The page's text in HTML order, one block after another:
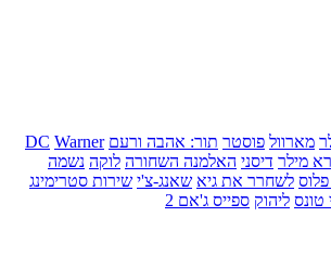
מארוול פוסטר תור: אהבה ורעם DC Warner
מילר דיסני האלמנה השחורה לוקה נשמה
פלוס לשחרר את גיא שאנג-צ'י שירות סטרימינג
טונס ליהוק ספייס ג'אם 2